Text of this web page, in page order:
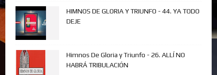
HIMNOS DE GLORIA Y TRIUNFO - 44. YA TODO
DEJE
Himnos De Gloria y Triunfo - 26. ALLÍ NO
HABRÁ TRIBULACIÓN